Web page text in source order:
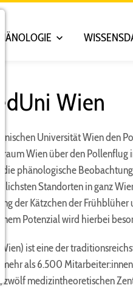
Wien
Universität Wien den
Wien über den Pollenflug
die phänologische
Standorten in ganz
der Kätzchen der
Potenzial wird hierbei
ist eine der
mehr als 6.500
medizintheoretischen